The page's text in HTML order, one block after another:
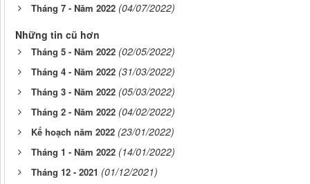
Tháng 7 - Năm 2022 (04/07/2022)
Những tin cũ hơn
Tháng 5 - Năm 2022 (02/05/2022)
Tháng 4 - Năm 2022 (31/03/2022)
Tháng 3 - Năm 2022 (05/03/2022)
Tháng 2 - Năm 2022 (04/02/2022)
Kế hoạch năm 2022 (23/01/2022)
Tháng 1 - Năm 2022 (14/01/2022)
Tháng 12 - 2021 (01/12/2021)